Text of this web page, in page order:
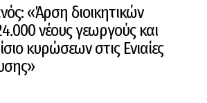
«Άρση διοικητικών
νέους γεωργούς και
κυρώσεων στις Ενιαίες